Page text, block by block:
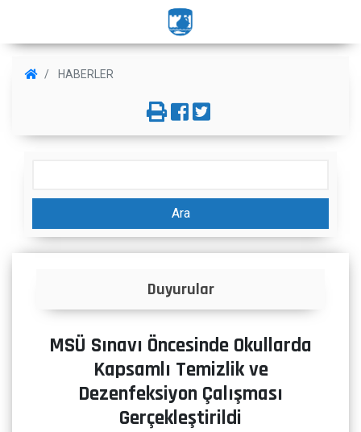
HABERLER
Ara
Duyurular
MSÜ Sınavı Öncesinde Okullarda
Kapsamlı Temizlik ve
Dezenfeksiyon Çalışması
Gerçekleştirildi